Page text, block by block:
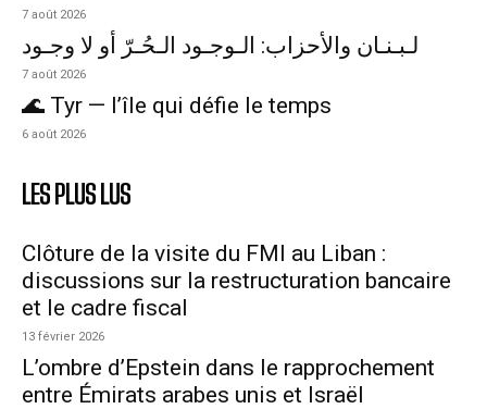
7 août 2026
لـبـنـان والأحزاب: الـوجـود الـحُـرّ أو لا وجـود
7 août 2026
🌊 Tyr — l’île qui défie le temps
6 août 2026
LES PLUS LUS
Clôture de la visite du FMI au Liban :
discussions sur la restructuration bancaire
et le cadre fiscal
13 février 2026
L’ombre d’Epstein dans le rapprochement
entre Émirats arabes unis et Israël